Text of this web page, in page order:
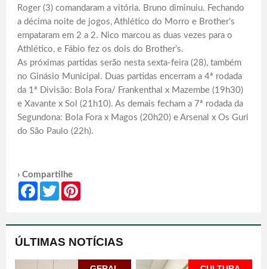
Roger (3) comandaram a vitória. Bruno diminuiu. Fechando
a décima noite de jogos, Athlético do Morro e Brother’s
empataram em 2 a 2. Nico marcou as duas vezes para o
Athlético, e Fábio fez os dois do Brother’s.
As próximas partidas serão nesta sexta-feira (28), também
no Ginásio Municipal. Duas partidas encerram a 4ª rodada
da 1ª Divisão: Bola Fora/ Frankenthal x Mazembe (19h30)
e Xavante x Sol (21h10). As demais fecham a 7ª rodada da
Segundona: Bola Fora x Magos (20h20) e Arsenal x Os Guri
do São Paulo (22h).
› Compartilhe
FacebookTwitter
ÚLTIMAS NOTÍCIAS